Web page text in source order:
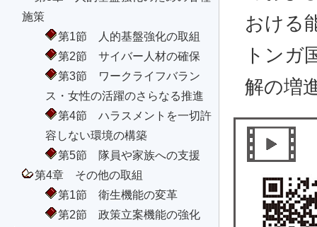
施策
第1節 人的基盤強化の取組
第2節 サイバー人材の確保
第3節 ワークライフバラン
ス・女性の活躍のさらなる推進
第4節 ハラスメントを一切許
容しない環境の構築
第5節 隊員や家族への支援
第4章 その他の取組
第1節 衛生機能の変革
第2節 政策立案機能の強化
おける
トンガ
解の増